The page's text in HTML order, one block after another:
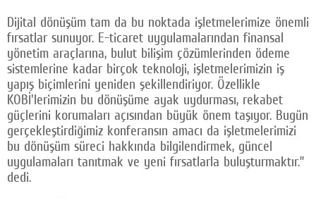
Dijital dönüşüm tam da bu noktada işletmelerimize önemli
fırsatlar sunuyor. E-ticaret uygulamalarından finansal
yönetim araçlarına, bulut bilişim çözümlerinden ödeme
sistemlerine kadar birçok teknoloji, işletmelerimizin iş
yapış biçimlerini yeniden şekillendiriyor. Özellikle
KOBİ'lerimizin bu dönüşüme ayak uydurması, rekabet
güçlerini korumaları açısından büyük önem taşıyor. Bugün
gerçekleştirdiğimiz konferansın amacı da işletmelerimizi
bu dönüşüm süreci hakkında bilgilendirmek, güncel
uygulamaları tanıtmak ve yeni fırsatlarla buluşturmaktır.”
dedi.